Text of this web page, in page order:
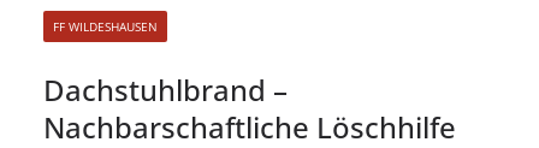
FF WILDESHAUSEN
Dachstuhlbrand –
Nachbarschaftliche Löschhilfe